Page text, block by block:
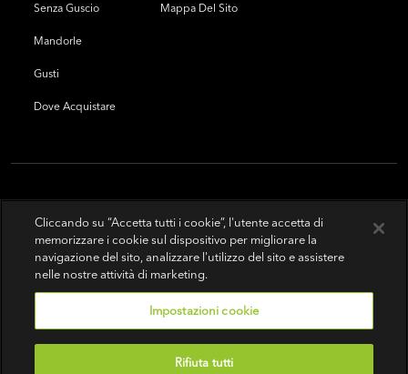
Senza Guscio
Mandorle
Gusti
Dove Acquistare
Mappa Del Sito
Condizioni d'uso | Politica sulla riservatezza
Cliccando su “Accetta tutti i cookie”, l'utente accetta di
memorizzare i cookie sul dispositivo per migliorare la
navigazione del sito, analizzare l'utilizzo del sito e assistere
nelle nostre attività di marketing.
Impostazioni cookie
Rifiuta tutti